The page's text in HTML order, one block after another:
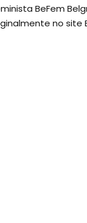
BeFem
no site